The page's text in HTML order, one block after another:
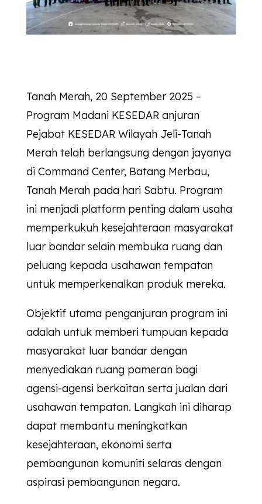
Tanah Merah, 20 September 2025 –
Program Madani KESEDARanjuran
Pejabat KESEDARWilayah Jeli-Tanah
Merah telah berlangsung dengan jayanya
di Command Center, Batang Merbau,
Tanah Merah pada hari Sabtu. Program
ini menjadi platform penting dalam usaha
memperkukuh kesejahteraan masyarakat
luar bandar selain membuka ruang dan
peluang kepada usahawan tempatan
untuk memperkenalkan produk mereka.
Objektif utama penganjuran program ini
adalah untuk memberi tumpuan kepada
masyarakat luar bandar dengan
menyediakan ruang pameran bagi
agensi-agensi berkaitan serta jualan dari
usahawan tempatan. Langkah ini diharap
dapat membantu meningkatkan
kesejahteraan, ekonomi serta
pembangunan komuniti selaras dengan
aspirasi pembangunan negara.